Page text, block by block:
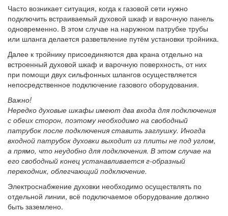
Часто возникает ситуация, когда к газовой сети нужно
подключить встраиваемый духовой шкаф и варочную панель
одновременно. В этом случае на наружном патрубке трубы
или шланга делается разветвление путём установки тройника.
Далее к тройнику присоединяются два крана отдельно на
встроенный духовой шкаф и варочную поверхность, от них
при помощи двух сильфонных шлангов осуществляется
непосредственное подключение газового оборудования.
Важно!
Нередко духовые шкафы имеют два входа для подключения
с обеих сторон, поэтому необходимо на свободный
патрубок после подключения ставить заглушку. Иногда
входной патрубок духовки выходит из плиты не под углом,
а прямо, что неудобно для подключения. В этом случае на
его свободный конец устанавливается г-образный
переходник, облегчающий подключение.
Электроснабжение духовки необходимо осуществлять по
отдельной линии, всё подключаемое оборудование должно
быть заземлено.